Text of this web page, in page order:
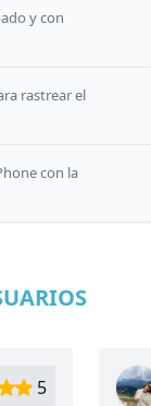
y con
rastrear el
con la